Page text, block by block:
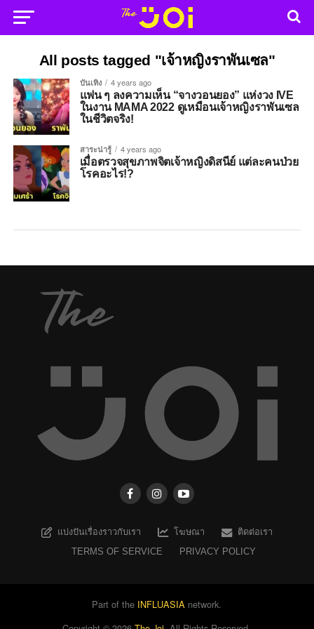
All posts tagged "เจ้าหญิงราพันเซล"
บันเทิง 4 years ago
แฟน ๆ ลงความเห็น “จางวอนยอง” แห่งวง IVE
ในงาน MAMA 2022 ดูเหมือนเจ้าหญิงราพันเซล
ในชีวิตจริง!
สาระน่ารู้ 4 years ago
เมื่อตรวจสุขภาพจิตเจ้าหญิงดิสนีย์ แต่ละคนป่วย
โรคอะไร!?
แบ่งปันเรื่องราวกับเรา โฆษณา
ติดต่อเรา
TERMS OF SERVICE
PRIVACY POLICY
Part of the INFLUASIA network.